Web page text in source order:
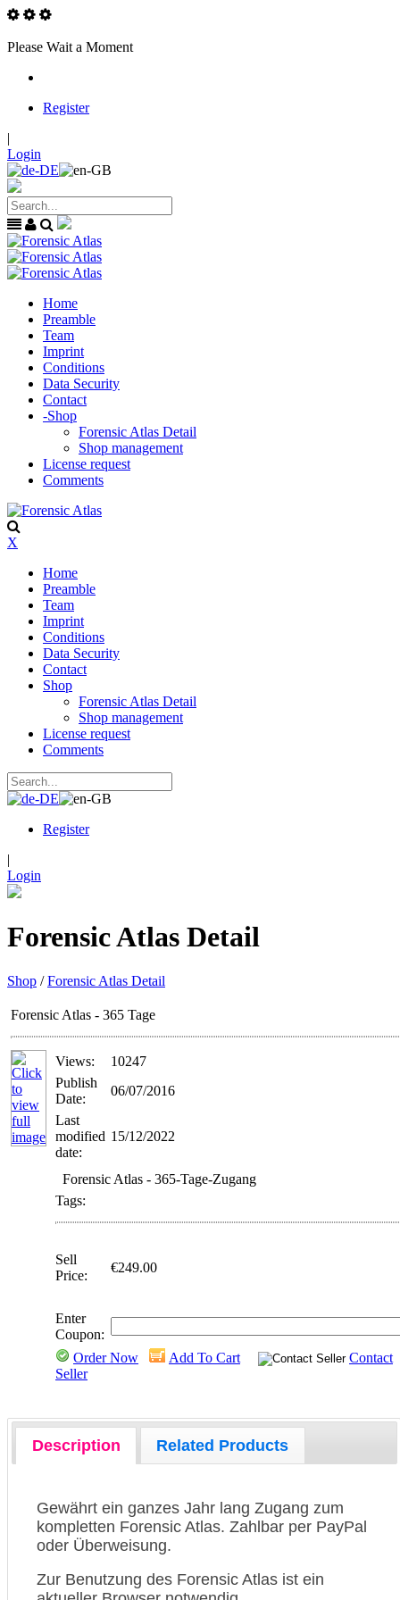
Please Wait a Moment
Register
|
Login
Home
Preamble
Team
Imprint
Conditions
Data Security
Contact
-Shop
Forensic Atlas Detail
Shop management
License request
Comments
X
Home
Preamble
Team
Imprint
Conditions
Data Security
Contact
Shop
Forensic Atlas Detail
Shop management
License request
Comments
Register
|
Login
Forensic Atlas Detail
Shop /Forensic Atlas Detail
Forensic Atlas - 365 Tage
Views:
10247
Publish
Date:
06/07/2016
Last
modified
date:
15/12/2022
Forensic Atlas - 365-Tage-Zugang
Tags:
Sell
Price:
€249.00
Enter
Coupon:
Order Now
Add To Cart
Contact
Seller
Description Related Products
Gewährt ein ganzes Jahr lang Zugang zum
kompletten Forensic Atlas. Zahlbar per PayPal
oder Überweisung.
Zur Benutzung des Forensic Atlas ist ein